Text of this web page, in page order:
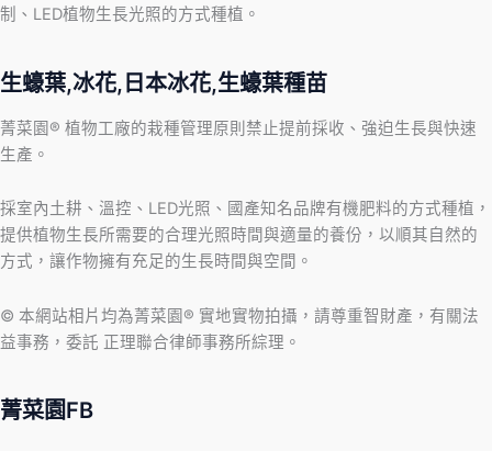
制、LED植物生長光照的方式種植。
生蠔葉,冰花,日本冰花,生蠔葉種苗
菁菜園® 植物工廠的栽種管理原則禁止提前採收、強迫生長與快速
生產。
採室內土耕、溫控、LED光照、國產知名品牌有機肥料的方式種植，
提供植物生長所需要的合理光照時間與適量的養份，以順其自然的
方式，讓作物擁有充足的生長時間與空間。
© 本網站相片均為菁菜園® 實地實物拍攝，請尊重智財產，有關法
益事務，委託 正理聯合律師事務所綜理。
菁菜園FB